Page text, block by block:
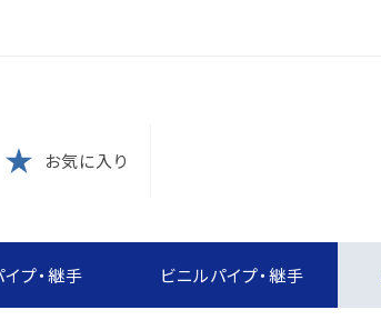
お気に入り
プ・継手 ビニルパイプ・継手